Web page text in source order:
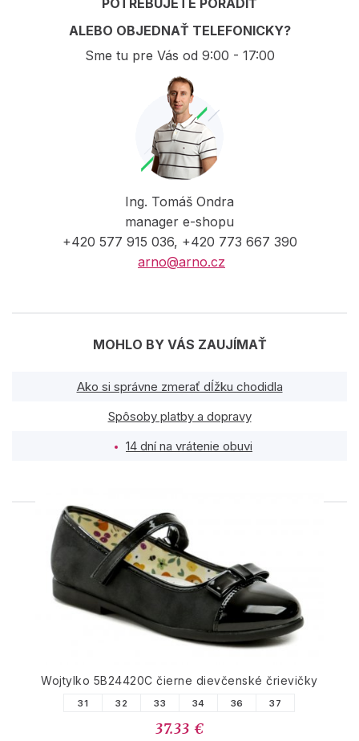
ALEBO OBJEDNAŤ TELEFONICKY?
Sme tu pre Vás od 9:00 - 17:00
Ing. Tomáš Ondra
manager e-shopu
+420 577 915 036, +420 773 667 390
arno@arno.cz
MOHLO BY VÁS ZAUJÍMAŤ
Ako si správne zmerať dĺžku chodidla
Spôsoby platby a dopravy
14 dní na vrátenie obuvi
PODOBNÉ PRODUKTY
Wojtylko 5B24420C čierne dievčenské črievičky
31 32 33 34 36 37
37.33 €